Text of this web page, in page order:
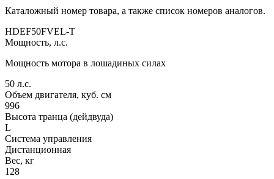
Каталожный номер товара, а также список номеров аналогов.
HDEF50FVEL-T
Мощность, л.с.
Мощность мотора в лошадиных силах
50 л.с.
Объем двигателя, куб. см
996
Высота транца (дейдвуда)
L
Система управления
Дистанционная
Вес, кг
128